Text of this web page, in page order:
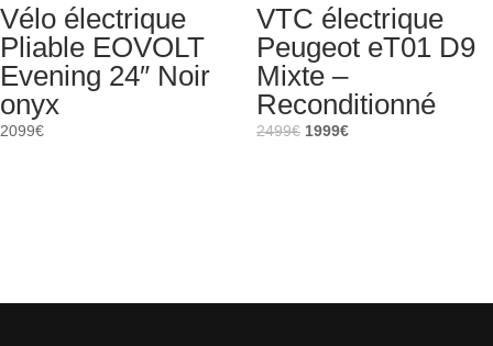
Vélo électrique
Pliable EOVOLT
Evening 24″ Noir
onyx
2099€
VTC électrique
Peugeot eT01 D9
Mixte –
Reconditionné
2499€ Le
1999€Le